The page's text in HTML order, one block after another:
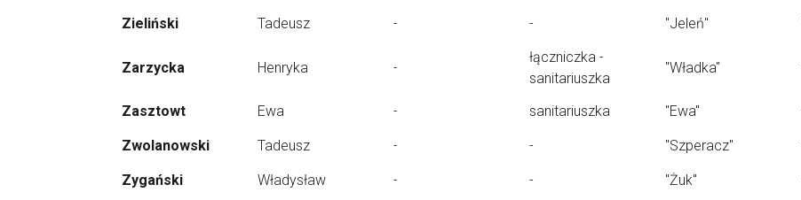
Zieliński Tadeusz - - "Jeleń"
Zarzycka Henryka -
łączniczka -
sanitariuszka
"Władka"
Zasztowt Ewa - sanitariuszka "Ewa"
Zwolanowski Tadeusz - - "Szperacz"
Zygański Władysław - - "Żuk"